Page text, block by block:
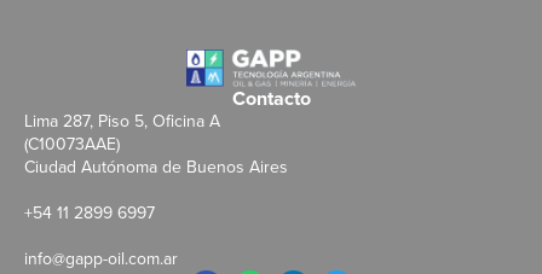
Contacto
Lima 287, Piso 5, Oficina A
(C10073AAE)
Ciudad Autónoma de Buenos Aires
+54 11 2899 6997
info@gapp-oil.com.ar